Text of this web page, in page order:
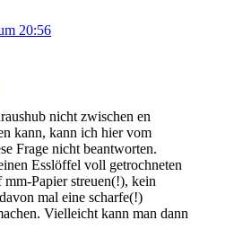
20:56
nicht zwischen en
kann, kann ich hier vom
Frage nicht beantworten.
Esslöffel voll getrochneten
mm-Papier streuen(!), kein
mal eine scharfe(!)
Vielleicht kann man dann